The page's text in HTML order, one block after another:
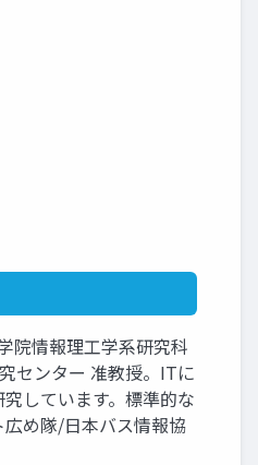
院情報理工学系研究科
センター 准教授。ITに
しています。標準的な
め隊/日本バス情報協